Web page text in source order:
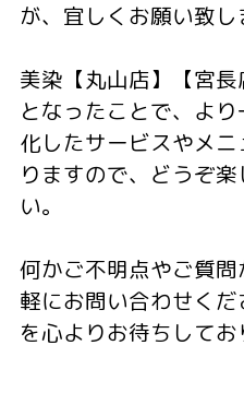
が、宜しくお願い致し
美染【丸山店】【宮
となったことで、よ
化したサービスやメ
りますので、どうぞ
い。
何かご不明点やご質
軽にお問い合わせく
を心よりお待ちしてお